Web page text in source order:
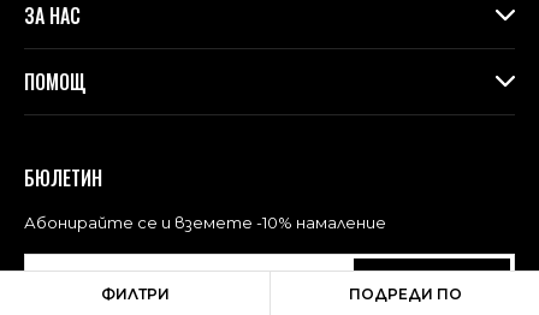
ФИЛТРИ ПОДРЕДИ ПО
Макси колекция
ЗА НАС
Контакти
Blog
ПОМОЩ
Често задавани въпроси
Политика за поверителност
Общи условия за ползване
БЮЛЕТИН
Абонирайте се и вземете -10% намаление